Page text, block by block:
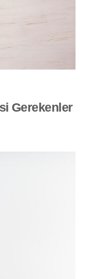
Gerekenler